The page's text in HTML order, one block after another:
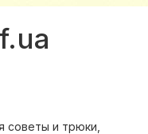
советы и трюки,